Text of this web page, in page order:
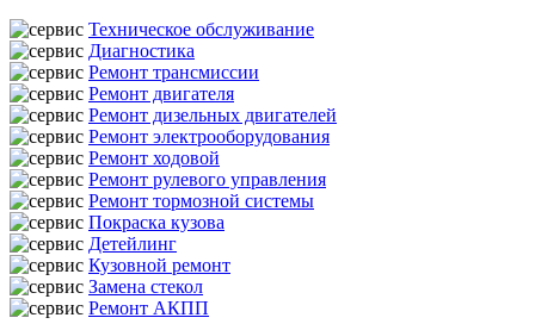
Техническое обслуживание
Диагностика
Ремонт трансмиссии
Ремонт двигателя
Ремонт дизельных двигателей
Ремонт электрооборудования
Ремонт ходовой
Ремонт рулевого управления
Ремонт тормозной системы
Покраска кузова
Детейлинг
Кузовной ремонт
Замена стекол
Ремонт АКПП